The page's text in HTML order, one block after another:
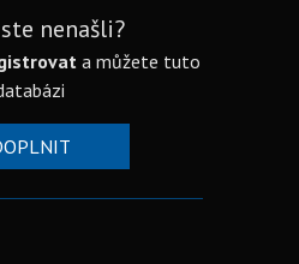
nenašli?
a můžete tuto